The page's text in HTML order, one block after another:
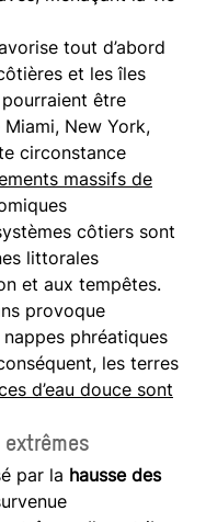
tout d’abord
et les îles
être
New York,
circonstance
massifs de
côtiers sont
littorales
et aux tempêtes.
provoque
nappes phréatiques
les terres
d’eau douce sont
par la hausse des